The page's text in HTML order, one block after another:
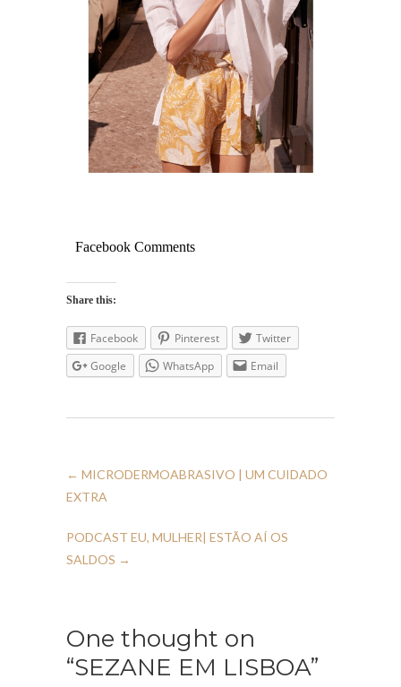
Facebook Comments
Share this:
Facebook Pinterest
Twitter
Google
WhatsApp Email
← MICRODERMOABRASIVO | UM CUIDADO
EXTRA
PODCAST EU, MULHER| ESTÃO AÍ OS
SALDOS →
One thought on
“SEZANE EM LISBOA”